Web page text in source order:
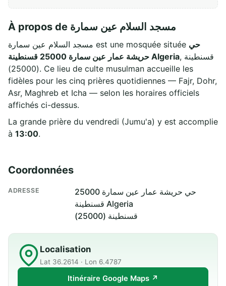
À propos de مسجد السلام عين سمارة
مسجد السلام عين سمارة est une mosquée située حي
حريشة عمار عين سمارة 25000 قسنطينة Algeria, قسنطينة
(25000). Ce lieu de culte musulman accueille les
fidèles pour les cinq prières quotidiennes — Fajr, Dohr,
Asr, Maghreb et Icha — selon les horaires officiels
affichés ci-dessus.
La grande prière du vendredi (Jumu'a) y est accomplie
à 13:00.
Coordonnées
ADRESSE
حي حريشة عمار عين سمارة 25000
قسنطينة Algeria
قسنطينة (25000)
Localisation
Lat 36.2614 · Lon 6.4787
Itinéraire Google Maps ↗